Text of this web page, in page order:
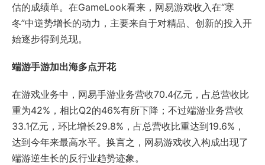
估的成绩单。在GameLook看来，网易游戏收入在“寒
冬”中逆势增长的动力，主要来自于对精品、创新的投入开
始逐步得到兑现。
端游手游加出海多点开花
在游戏业务中，网易手游业务营收70.4亿元，占总营收比
重为42%，相比Q2的46%有所下降；不过端游业务营收
33.1亿元，环比增长29.8%，占总营收比重达到19.6%，
达到今年来最高水平。换言之，网易游戏收入构成出现了
端游逆生长的反行业趋势迹象。